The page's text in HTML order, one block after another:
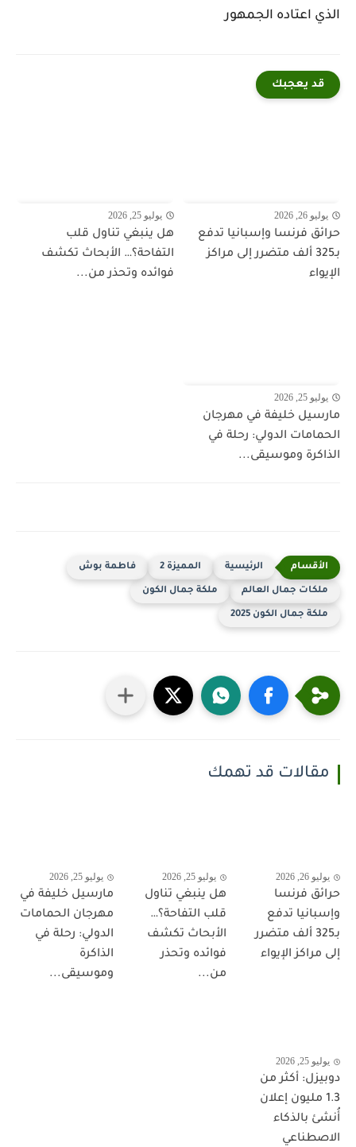
الذي اعتاده الجمهور
قد يعجبك
يوليو 26, 2026
حرائق فرنسا وإسبانيا تدفع
بـ325 ألف متضرر إلى مراكز
الإيواء
يوليو 25, 2026
هل ينبغي تناول قلب
التفاحة؟… الأبحاث تكشف
فوائده وتحذر من...
يوليو 25, 2026
مارسيل خليفة في مهرجان
الحمامات الدولي: رحلة في
الذاكرة وموسيقى...
الرئيسية المميزة 2 فاطمة بوش
ملكات جمال العالم ملكة جمال الكون
ملكة جمال الكون 2025
مقالات قد تهمك
يوليو 26, 2026
حرائق فرنسا
وإسبانيا تدفع
بـ325 ألف متضرر
إلى مراكز الإيواء
يوليو 25, 2026
هل ينبغي تناول
قلب التفاحة؟…
الأبحاث تكشف
فوائده وتحذر
من...
يوليو 25, 2026
مارسيل خليفة في
مهرجان الحمامات
الدولي: رحلة في
الذاكرة
وموسيقى...
يوليو 25, 2026
دوبيزل: أكثر من
1.3 مليون إعلان
أُنشئ بالذكاء
الاصطناعي